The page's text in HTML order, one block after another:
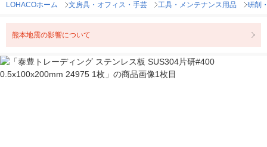
LOHACOホーム 文房具・オフィス・手芸 工具・メンテナンス用品 研削
熊本地震の影響について